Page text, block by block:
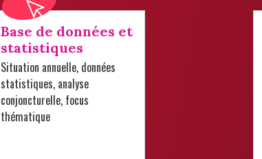
Base de données et
statistiques
Situation annuelle, données
statistiques, analyse
conjoncturelle, focus
thématique